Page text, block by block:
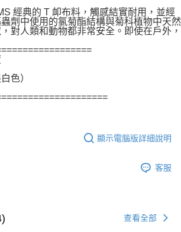
經典的 T 卹布料，觸感結實耐用，並經
劑中使用的氯菊酯結構與菊科植物中天然
對人類和動物都非常安全。即使在戶外，
色）
顯示電腦版詳細說明
客服
查看全部